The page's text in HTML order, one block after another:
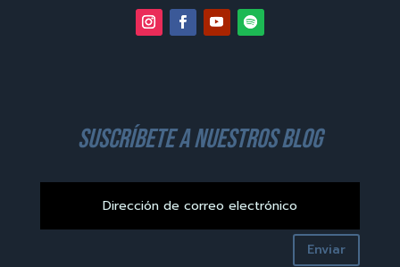
suscríbete a nuestros blog
Enviar